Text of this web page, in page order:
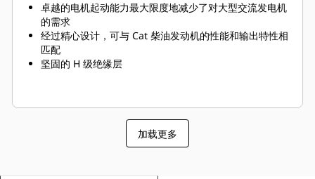
卓越的电机起动能力最大限度地减少了对大型交流发电机
的需求
经过精心设计，可与 Cat 柴油发动机的性能和输出特性相
匹配
坚固的 H 级绝缘层
加载更多